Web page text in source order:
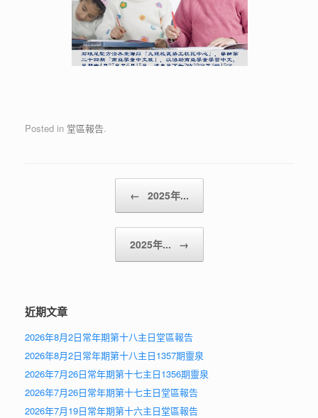
Posted in 堂區報告.
Post navigation
← 2025年...
2025年... →
近期文章
2026年8月2日常年期第十八主日堂區報告
2026年8月2日常年期第十八主日1357期靈泉
2026年7月26日常年期第十七主日1356期靈泉
2026年7月26日常年期第十七主日堂區報告
2026年7月19日常年期第十六主日堂區報告